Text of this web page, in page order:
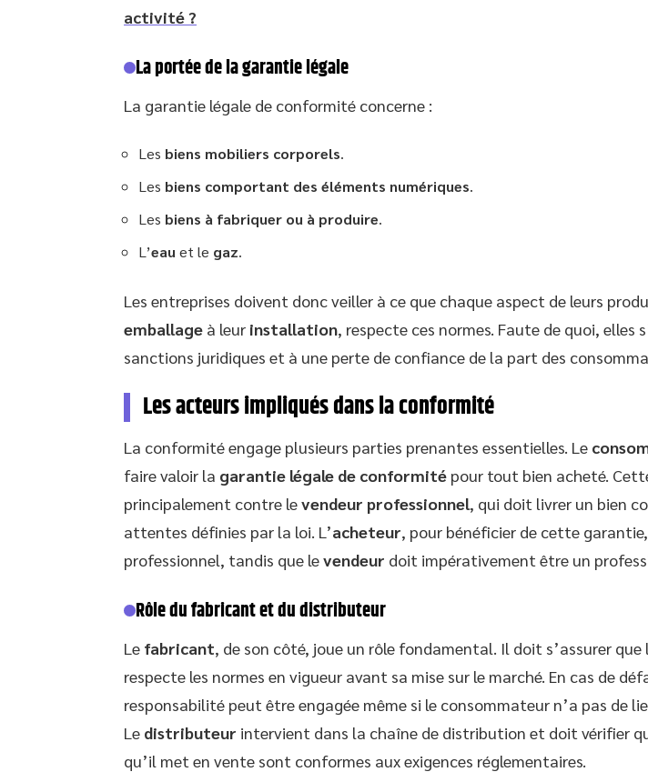
activité ?
La portée de la garantie légale
La garantie légale de conformité concerne :
Les biens mobiliers corporels.
Les biens comportant des éléments numériques.
Les biens à fabriquer ou à produire.
L’eau et le gaz.
Les entreprises doivent donc veiller à ce que chaque aspect de leurs
emballage à leur installation, respecte ces normes. Faute de quoi, elles
sanctions juridiques et à une perte de confiance de la part des
Les acteurs impliqués dans la conformité
La conformité engage plusieurs parties prenantes essentielles. Le
faire valoir la garantie légale de conformité pour tout bien acheté.
principalement contre levendeur professionnel, qui doit livrer un bien
attentes définies par la loi. L’acheteur, pour bénéficier de cette
professionnel, tandis que levendeur doit impérativement être un
Rôle du fabricant et du distributeur
Le fabricant, de son côté, joue un rôle fondamental. Il doit s’assurer que
respecte les normes en vigueur avant sa mise sur le marché. En cas de
responsabilité peut être engagée même si le consommateur n’a pas de
Le distributeur intervient dans la chaîne de distribution et doit vérifier
qu’il met en vente sont conformes aux exigences réglementaires.